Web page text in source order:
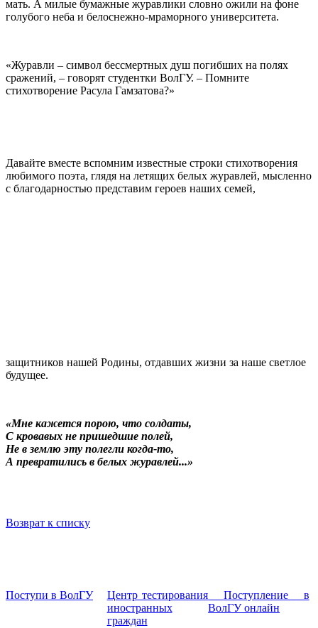
мать. А милые бумажные журавлики словно ожили на фоне
голубого неба и белоснежно-мраморного университета.
«Журавли – символ бессмертных душ погибших на полях
сражений, – говорят студентки ВолГУ. – Помните
стихотворение Расула Гамзатова?»
Давайте вместе вспомним известные строки стихотворения
любимого поэта, глядя на летящих белых журавлей, мысленно
с благодарностью представим героев наших семей,
защитников нашей Родины, отдавших жизни за наше светлое
будущее.
«Мне кажется порою, что солдаты,
С кровавых не пришедшие полей,
Не в землю эту полегли когда-то,
А превратились в белых журавлей...»
Возврат к списку
Поступи в ВолГУ
Центр тестирования
иностранных
граждан
Поступление в
ВолГУ онлайн